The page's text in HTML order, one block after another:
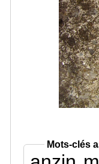
Mots-clés